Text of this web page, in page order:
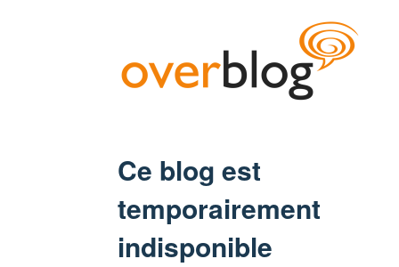
Ce blog est
temporairement
indisponible